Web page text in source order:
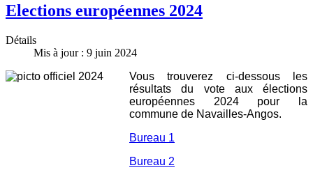
Elections européennes 2024
Détails
Mis à jour : 9 juin 2024
Vous trouverez ci-dessous les
résultats du vote aux élections
européennes 2024 pour la
commune de Navailles-Angos.
Bureau 1
Bureau 2